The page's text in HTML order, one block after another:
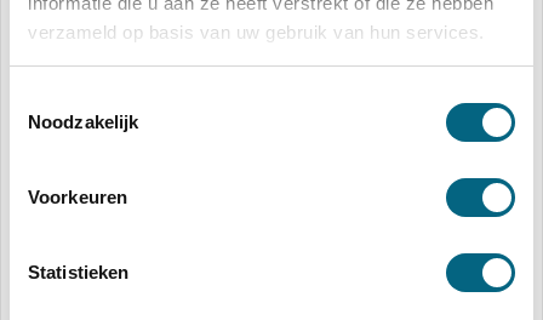
verzameld op basis van uw gebruik van hun services.
Noodzakelijk
Voorkeuren
Statistieken
Mede-eigenaar van Hypadvies.nl | franchisenemer
bij De Hypotheekshop | Mede-eigenaar